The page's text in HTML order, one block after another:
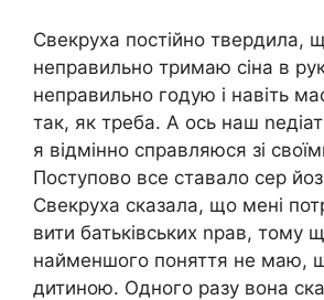
Свекруха постійно твердила,
неправильно тримаю сіна в
неправильно годую і навіть
так, як треба. А ось наш
я відмінно справляюся зі
Поступово все ставало сер
Свекруха сказала, що мені
вити батьківських nрав, тому
найменшого поняття не маю,
дитиною. Одного разу вона